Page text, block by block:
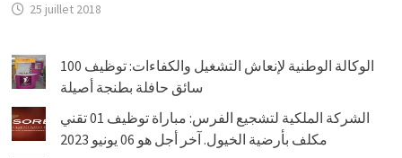
25 juillet 2018
الوكالة الوطنية لإنعاش التشغيل والكفاءات: توظيف 100
سائق حافلة بطنجة أصيلة
الشركة الملكية لتشجيع الفرس: مباراة توظيف 01 تقني
مكلف بأرضية الخيول. آخر أجل هو 06 يونيو 2023